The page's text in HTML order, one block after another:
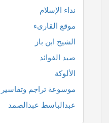
نداء الإسلام
موقع القارىء
الشيخ ابن باز
صيد الفوائد
الألوكة
موسوعة تراجم وتفاسير
عبدالباسط عبدالصمد